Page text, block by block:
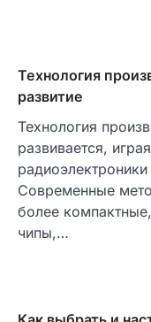
Технология
развитие
Технология
развивается,
Современные
более
чипы,…